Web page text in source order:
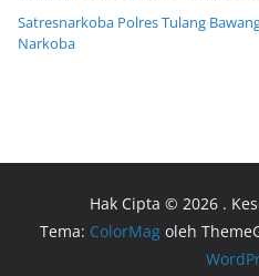
Satresnarkoba Polres Tulang
Narkoba
Hak Cipta © 2026 .
Tema: ColorMag oleh